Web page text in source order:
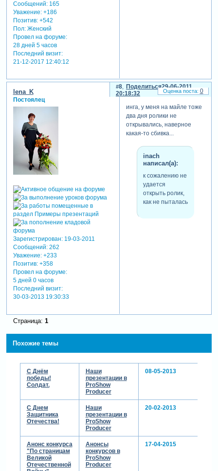
Сообщений:165
Уважение: +186
Позитив: +542
Пол:Женский
Провел на форуме:
28 дней 5 часов
Последний визит:
21-12-2017 12:40:12
Поделиться
8
29-06-2011
20:18:32
lena_K
Постоялец
Зарегистрирован: 19-03-2011
Сообщений:262
Уважение: +233
Позитив: +358
Провел на форуме:
5 дней 0 часов
Последний визит:
30-03-2013 19:30:33
инга, у меня на майле тоже
два дня ролики не
открывались, наверное
какая-то сбивка...
inach
написал(а):
к сожалению не
удается
открыть ролик,
как не пыталась
0
Страница: 1
Похожие темы
С Днём
победы!
Солдат.
Наши
презентации в
ProShow
Producer
08-05-2013
С Днем
Защитника
Отечества!
Наши
презентации в
ProShow
Producer
20-02-2013
Анонс конкурса
"По страницам
Великой
Отечественной
Анонсы
конкурсов в
ProShow
Producer
17-04-2015